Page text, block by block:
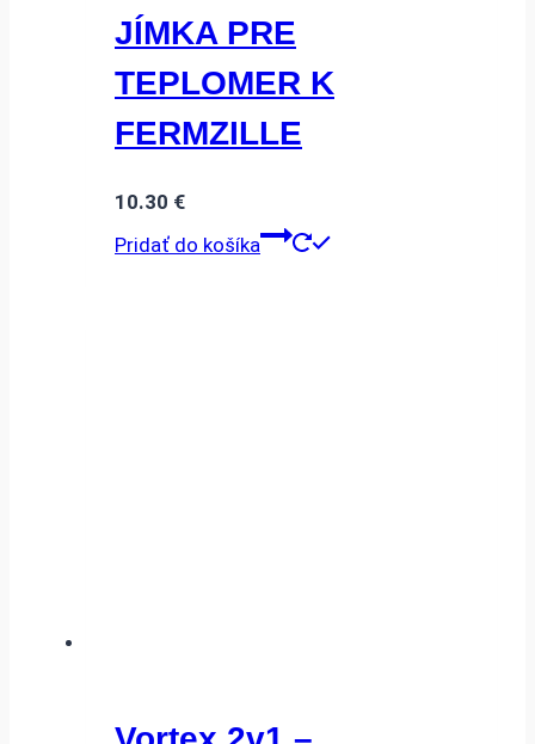
JÍMKA PRE
TEPLOMER K
FERMZILLE
10.30 €
Pridať do košíka